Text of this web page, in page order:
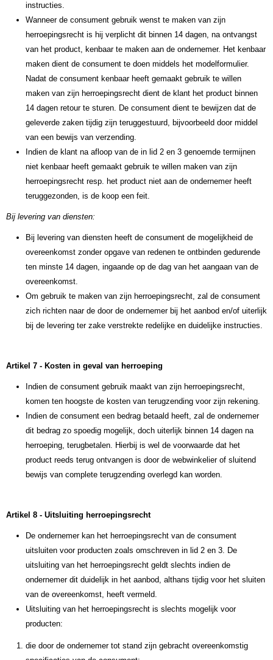
instructies.
Wanneer de consument gebruik wenst te maken van zijn
herroepingsrecht is hij verplicht dit binnen 14 dagen, na ontvangst
van het product, kenbaar te maken aan de ondernemer. Het kenbaar
maken dient de consument te doen middels het modelformulier.
Nadat de consument kenbaar heeft gemaakt gebruik te willen
maken van zijn herroepingsrecht dient de klant het product binnen
14 dagen retour te sturen. De consument dient te bewijzen dat de
geleverde zaken tijdig zijn teruggestuurd, bijvoorbeeld door middel
van een bewijs van verzending.
Indien de klant na afloop van de in lid 2 en 3 genoemde termijnen
niet kenbaar heeft gemaakt gebruik te willen maken van zijn
herroepingsrecht resp. het product niet aan de ondernemer heeft
teruggezonden, is de koop een feit.
Bij levering van diensten:
Bij levering van diensten heeft de consument de mogelijkheid de
overeenkomst zonder opgave van redenen te ontbinden gedurende
ten minste 14 dagen, ingaande op de dag van het aangaan van de
overeenkomst.
Om gebruik te maken van zijn herroepingsrecht, zal de consument
zich richten naar de door de ondernemer bij het aanbod en/of uiterlijk
bij de levering ter zake verstrekte redelijke en duidelijke instructies.
Artikel 7 - Kosten in geval van herroeping
Indien de consument gebruik maakt van zijn herroepingsrecht,
komen ten hoogste de kosten van terugzending voor zijn rekening.
Indien de consument een bedrag betaald heeft, zal de ondernemer
dit bedrag zo spoedig mogelijk, doch uiterlijk binnen 14 dagen na
herroeping, terugbetalen. Hierbij is wel de voorwaarde dat het
product reeds terug ontvangen is door de webwinkelier of sluitend
bewijs van complete terugzending overlegd kan worden.
Artikel 8 - Uitsluiting herroepingsrecht
De ondernemer kan het herroepingsrecht van de consument
uitsluiten voor producten zoals omschreven in lid 2 en 3. De
uitsluiting van het herroepingsrecht geldt slechts indien de
ondernemer dit duidelijk in het aanbod, althans tijdig voor het sluiten
van de overeenkomst, heeft vermeld.
Uitsluiting van het herroepingsrecht is slechts mogelijk voor
producten:
die door de ondernemer tot stand zijn gebracht overeenkomstig